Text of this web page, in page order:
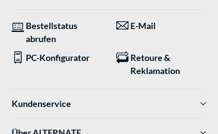
Bestellstatus
abrufen
E-Mail
PC-Konfigurator
Retoure &
Reklamation
Kundenservice